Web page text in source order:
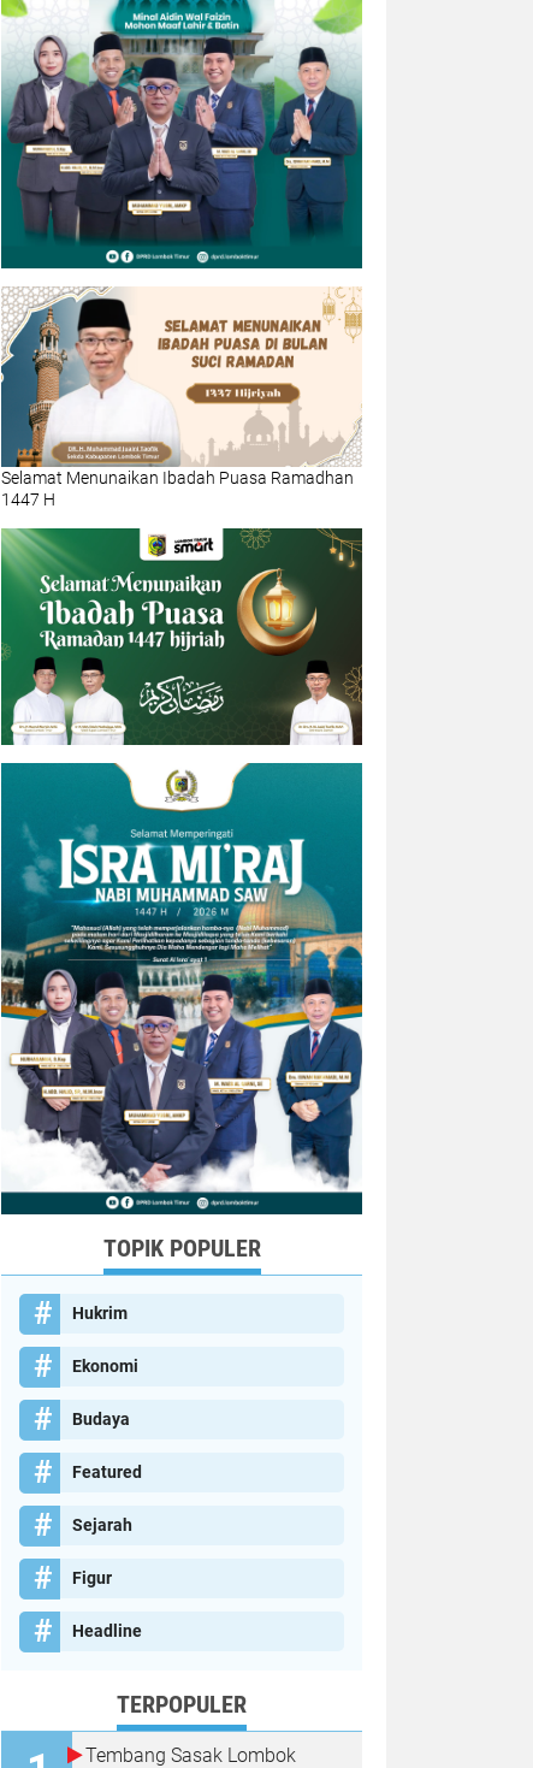
Selamat Menunaikan Ibadah Puasa Ramadhan
1447 H
TOPIK POPULER
Hukrim
Ekonomi
Budaya
Featured
Sejarah
Figur
Headline
TERPOPULER
Tembang Sasak Lombok